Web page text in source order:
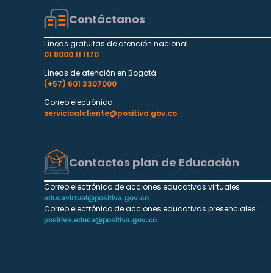
Contáctanos
Líneas gratuitas de atención nacional
01 8000 11 1170
Líneas de atención en Bogotá
(+57) 601 3307000
Correo electrónico
servicioalcliente@positiva.gov.co
Contactos plan de Educación
Correo electrónico de acciones educativas virtuales
educavirtual@positiva.gov.co
Correo electrónico de acciones educativas presenciales
positiva.educa@positiva.gov.co